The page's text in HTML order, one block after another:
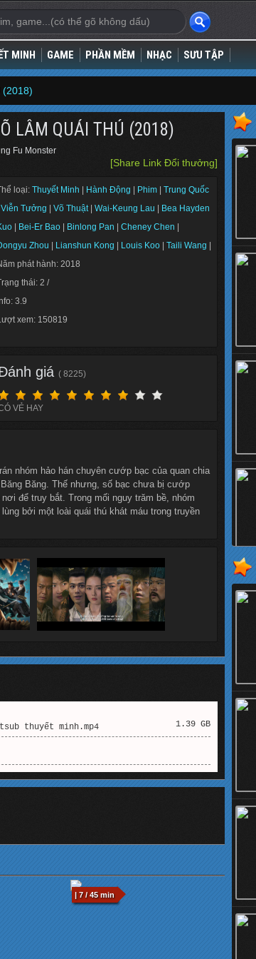
MINH GAME PHẦN MỀM NHẠC SƯU TẬP
(2018)
LÂM QUÁI THÚ (2018)
Fu Monster
[Share Link Đổi thưởng]
loại: Thuyết Minh Hành Động Phim
Trung Quốc
Viễn Tưởng Võ Thuật Wai-Keung Lau
Bea Hayden
Bei-Er Bao Binlong Pan Cheney Chen
Zhou
Lianshun Kong Louis Koo Taili Wang
phát hành: 2018
thái: 2 /
3.9
xem: 150819
giá ( 8225)
VẺ HAY
nhóm hảo hán chuyên cướp bạc của quan chia
Băng. Thế nhưng, số bạc chưa bị cướp
để truy bắt. Trong mối nguy trăm bề, nhóm
bởi một loài quái thú khát máu trong truyền
thuyết minh.mp4 1.39 GB
| 7 / 45 min